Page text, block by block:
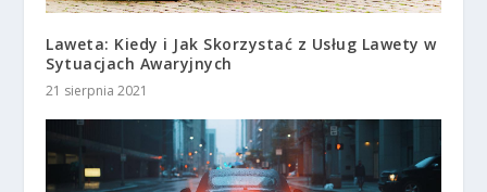
Laweta: Kiedy i Jak Skorzystać z Usług Lawety w
Sytuacjach Awaryjnych
21 sierpnia 2021